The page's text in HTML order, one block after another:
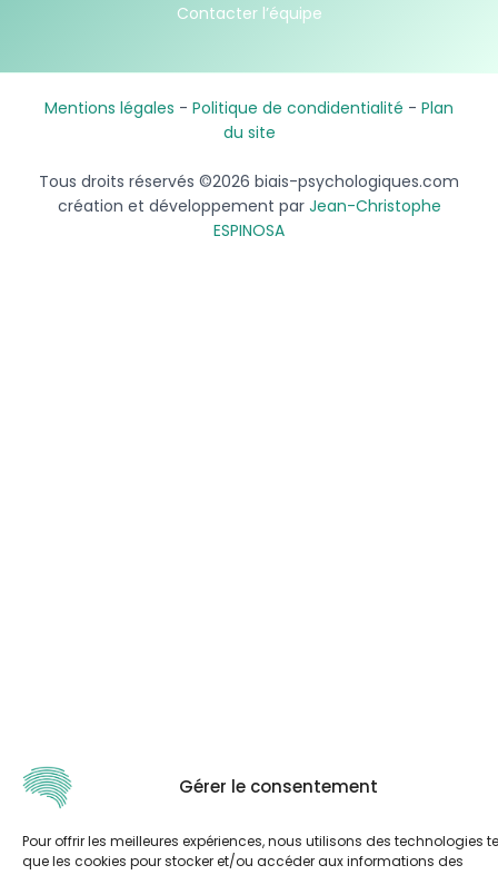
Gérer le consentement
Pour offrir les meilleures expériences, nous utilisons des technologies
que les cookies pour stocker et/ou accéder aux informations des
Contacter l’équipe
Mentions légales - Politique de condidentialité - Plan
du site
Tous droits réservés ©2026 biais-psychologiques.com
création et développement par Jean-Christophe
ESPINOSA